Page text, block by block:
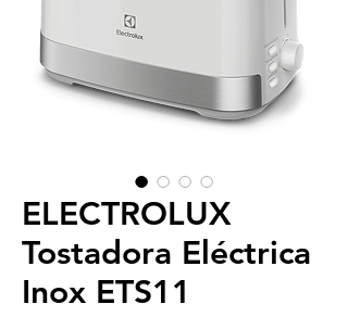
ELECTROLUX
Tostadora Eléctrica
Inox ETS11